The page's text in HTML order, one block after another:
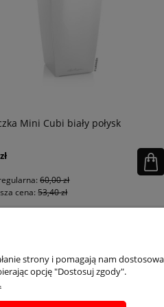
Mini Cubi biały połysk
60,00 zł
cena: 53,40 zł
PŁATNOŚCI I DOSTAWA
Dostępne formy płatości
strony i pomagają nam
opcję "Dostosuj zgody".